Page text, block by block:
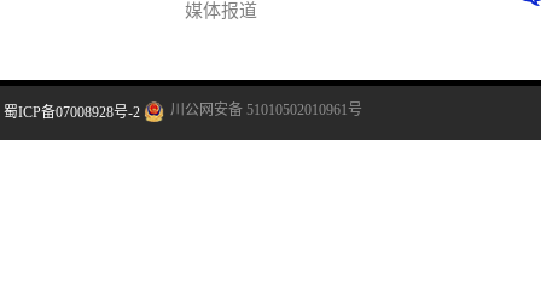
媒体报道
蜀ICP备07008928号-2 川公网安备 51010502010961号